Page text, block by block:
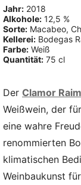
Jahr: 2018
Alkohole: 12,5 %
Sorte: Macabeo,
Kellerei: Bodegas
Farbe: Weiß
Quantität: 75 cl
Der Clamor
Weißwein, der
eine wahre
renommierten
klimatischen
Weinbaukunst